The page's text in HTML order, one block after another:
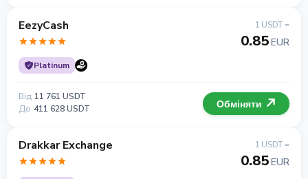
EezyCash
Platinum
1 USDT =
0.85EUR
Від 11 761 USDT
До 411 628 USDT Обміняти
Drakkar Exchange 1 USDT =
0.85EUR